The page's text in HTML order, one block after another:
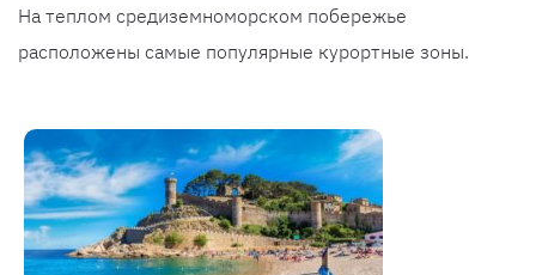
На теплом средиземноморском побережье
расположены самые популярные курортные зоны.